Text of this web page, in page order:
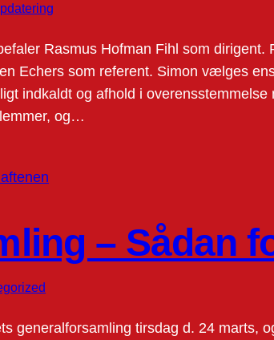
Rasmus Hofman Fihl som
Echers som referent. Simon vælges
indkaldt og afhold i
og…
– Sådan
generalforsamling tirsdag d. 24 marts,